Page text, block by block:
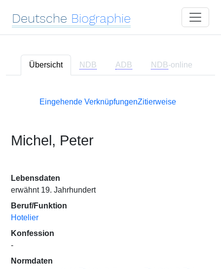
Deutsche Biographie
Übersicht NDB ADB NDB-online
Eingehende VerknüpfungenZitierweise
Michel, Peter
Lebensdaten
erwähnt 19. Jahrhundert
Beruf/Funktion
Hotelier
Konfession
-
Normdaten